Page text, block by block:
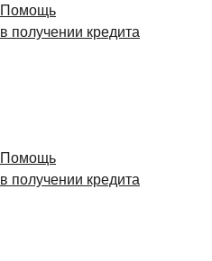
Помощь
в получении кредита
Помощь
в получении кредита